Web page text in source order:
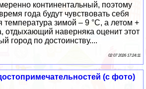
континентальный, поэтому
года будут чувствовать себя
зимой – 9 °C, а летом +
отдыхающий наверняка оценит этот
город по достоинству....
02 07 2026 17:24:11
(с фото)